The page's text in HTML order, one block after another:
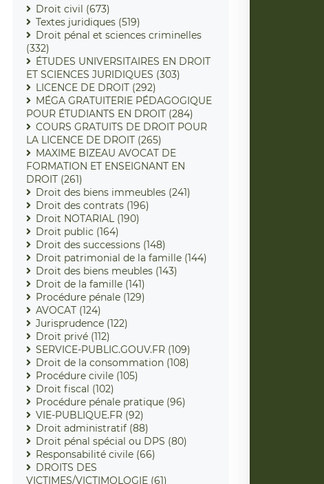
Droit civil (673)
Textes juridiques (519)
Droit pénal et sciences criminelles
(332)
ÉTUDES UNIVERSITAIRES EN DROIT
ET SCIENCES JURIDIQUES (303)
LICENCE DE DROIT (292)
MÉGA GRATUITERIE PÉDAGOGIQUE
POUR ÉTUDIANTS EN DROIT (284)
COURS GRATUITS DE DROIT POUR
LA LICENCE DE DROIT (265)
MAXIME BIZEAU AVOCAT DE
FORMATION ET ENSEIGNANT EN
DROIT (261)
Droit des biens immeubles (241)
Droit des contrats (196)
Droit NOTARIAL (190)
Droit public (164)
Droit des successions (148)
Droit patrimonial de la famille (144)
Droit des biens meubles (143)
Droit de la famille (141)
Procédure pénale (129)
AVOCAT (124)
Jurisprudence (122)
Droit privé (112)
SERVICE-PUBLIC.GOUV.FR (109)
Droit de la consommation (108)
Procédure civile (105)
Droit fiscal (102)
Procédure pénale pratique (96)
VIE-PUBLIQUE.FR (92)
Droit administratif (88)
Droit pénal spécial ou DPS (80)
Responsabilité civile (66)
DROITS DES
VICTIMES/VICTIMOLOGIE (61)